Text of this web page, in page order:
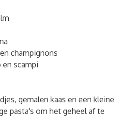
champignons
scampi
gemalen kaas en een kleine
pasta's om het geheel af te